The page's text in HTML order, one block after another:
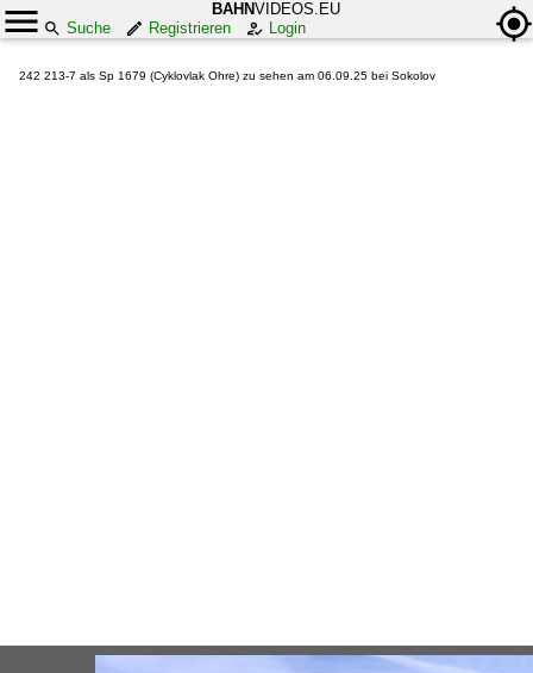
BAHNVIDEOS.EU
Suche
Registrieren Login
242 213-7 als Sp 1679 (Cyklovlak Ohre) zu sehen am 06.09.25 bei Sokolov